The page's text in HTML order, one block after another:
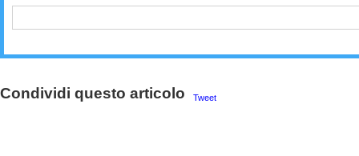
Condividi questo articolo Tweet